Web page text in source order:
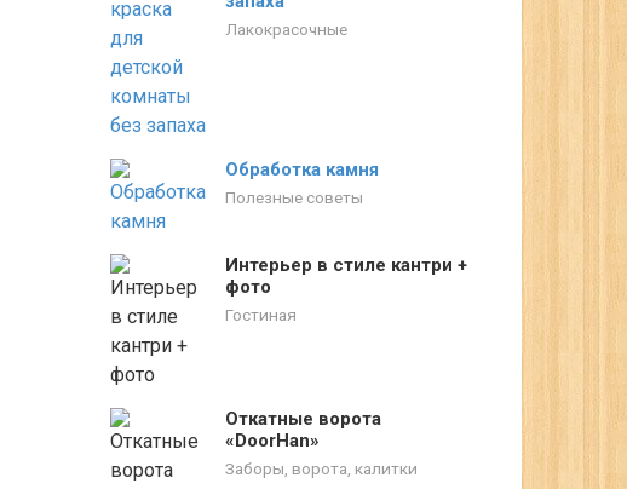
Лакокрасочные
Обработка камня
Полезные советы
Интерьер в стиле кантри +
фото
Гостиная
Откатные ворота
«DoorHan»
Заборы, ворота, калитки